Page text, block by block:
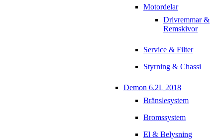
Motordelar
Drivremmar &
Remskivor
Service & Filter
Styrning & Chassi
Demon 6.2L 2018
Bränslesystem
Bromssystem
El & Belysning